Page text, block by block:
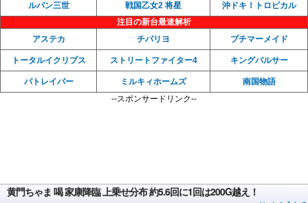
ルパン三世 戦国乙女2 将星
沖ドキ！トロピカル
注目の新台最速解析
アステカ
チバリヨ プチマーメイド
トータルイクリプス ストリートファイター4 キングパルサー
パトレイバー ミルキィホームズ
南国物語
--スポンサードリンク--
黄門ちゃま 喝 家康降臨 上乗せ分布 約5.6回に1回は200G越え！